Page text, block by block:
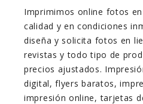
Imprimimos online fotos
calidad y en condiciones
diseña y solicita fotos en
revistas y todo tipo de
precios ajustados.
digital, flyers baratos,
impresión online, tarjetas